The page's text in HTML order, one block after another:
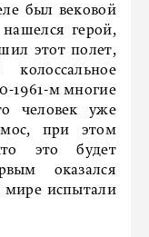
был вековой
герой,
этот полет,
1961-м многие
человек уже
при этом
это будет
оказался
мире испытали